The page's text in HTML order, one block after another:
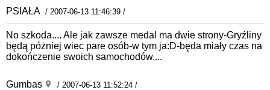
PSIAŁA / 2007-06-13 11:46:39 /
No szkoda.... Ale jak zawsze medal ma dwie strony-Gryźliny
będą póżniej wiec pare osób-w tym ja:D-będa miały czas na
dokończenie swoich samochodów....
Gumbas / 2007-06-13 11:52:24 /